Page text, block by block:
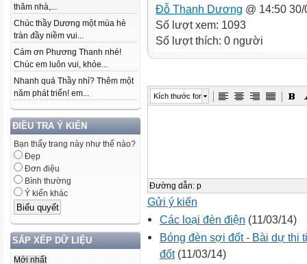
thăm nhà,...
Chúc thầy Dương một mùa hè
tràn đầy niềm vui...
Cám ơn Phương Thanh nhé!
Chúc em luôn vui, khỏe...
Nhanh quá Thầy nhỉ? Thêm một
năm phát triển! em...
ĐIỀU TRA Ý KIẾN
Bạn thấy trang này như thế nào?
Đẹp
Đơn điệu
Bình thường
Ý kiến khác
SẮP XẾP DỮ LIỆU
Mới nhất
Đỗ Thanh Dương @ 14:50
Số lượt xem: 1093
Số lượt thích: 0 người
Kích thước font
Đường dẫn: p
Gửi ý kiến
Các loại đèn điện (11/03/14)
Bóng đèn sợi đốt - Bài dự thi
đốt(11/03/14)